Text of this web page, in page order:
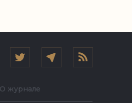
О журнале